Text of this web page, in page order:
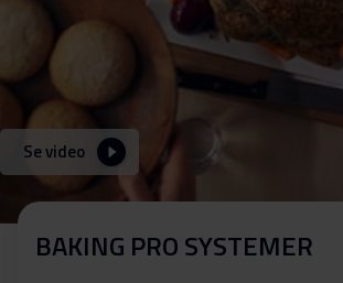
Se video
BAKING PRO SYSTEMER